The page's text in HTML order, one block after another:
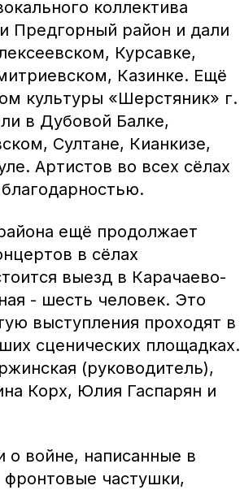
коллектива
Предгорный район и дали
Курсавке,
Казинке. Ещё
культуры «Шерстяник» г.
в Дубовой Балке,
Султане, Кианкизе,
Артистов во всех сёлах
ещё продолжает
в сёлах
выезд в Карачаево-
- шесть человек. Это
выступления проходят в
сценических площадках.
(руководитель),
Корх, Юлия Гаспарян и
войне, написанные в
частушки,